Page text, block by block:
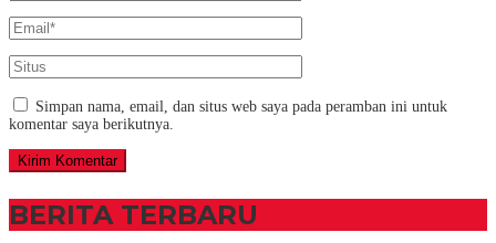
Simpan nama, email, dan situs web saya pada peramban ini untuk
komentar saya berikutnya.
BERITA TERBARU